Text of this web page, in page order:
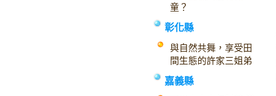
童？
彰化縣
與自然共舞，享受田
間生態的許家三姐弟
嘉義縣